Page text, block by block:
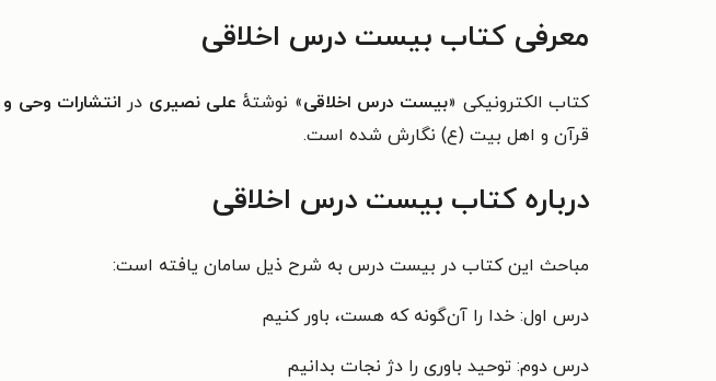
معرفی کتاب بیست درس اخلاقی
کتاب الکترونیکی «بیست درس اخلاقی» نوشتهٔ علی نصیری در انتشارات وحی
قرآن و اهل بیت (ع) نگارش شده است.
درباره کتاب بیست درس اخلاقی
مباحث این کتاب در بیست درس به شرح ذیل سامان یافته است:
درس اول: خدا را آن‌گونه که هست، باور کنیم
درس دوم: توحید باوری را دژ نجات بدانیم